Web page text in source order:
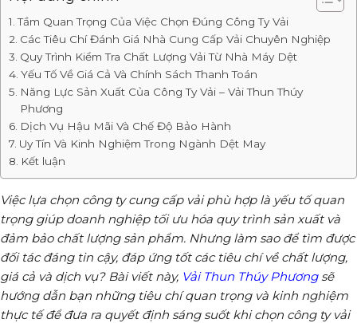
Tầm Quan Trọng Của Việc Chọn Đúng Công Ty Vải
Các Tiêu Chí Đánh Giá Nhà Cung Cấp Vải Chuyên Nghiệp
Quy Trình Kiểm Tra Chất Lượng Vải Từ Nhà Máy Dệt
Yếu Tố Về Giá Cả Và Chính Sách Thanh Toán
Năng Lực Sản Xuất Của Công Ty Vải – Vải Thun Thúy
Phương
Dịch Vụ Hậu Mãi Và Chế Độ Bảo Hành
Uy Tín Và Kinh Nghiệm Trong Ngành Dệt May
Kết luận
Việc lựa chọn công ty cung cấp vải phù hợp là yếu tố quan
trọng giúp doanh nghiệp tối ưu hóa quy trình sản xuất và
đảm bảo chất lượng sản phẩm. Nhưng làm sao để tìm được
đối tác đáng tin cậy, đáp ứng tốt các tiêu chí về chất lượng,
giá cả và dịch vụ? Bài viết này, Vải Thun Thúy Phươngsẽ
hướng dẫn bạn những tiêu chí quan trọng và kinh nghiệm
thực tế để đưa ra quyết định sáng suốt khi chọn công ty vải